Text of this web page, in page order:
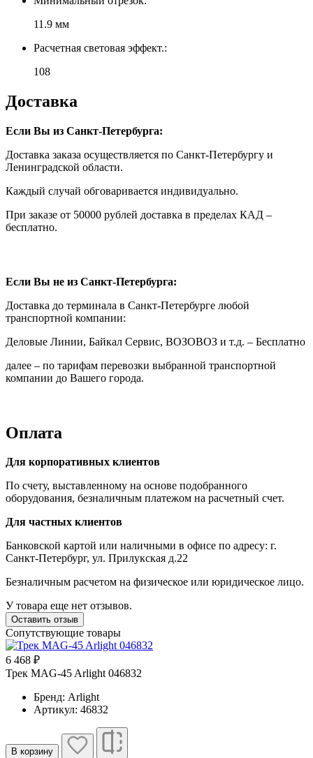
11.9 мм
Расчетная световая эффект.:
108
Доставка
Если Вы из Санкт-Петербурга:
Доставка заказа осуществляется по Санкт-Петербургу и
Ленинградской области.
Каждый случай обговаривается индивидуально.
При заказе от 50000 рублей доставка в пределах КАД –
бесплатно.
Если Вы не из Санкт-Петербурга:
Доставка до терминала в Санкт-Петербурге любой
транспортной компании:
Деловые Линии, Байкал Сервис, ВОЗОВОЗ и т.д. – Бесплатно
далее – по тарифам перевозки выбранной транспортной
компании до Вашего города.
Оплата
Для корпоративных клиентов
По счету, выставленному на основе подобранного
оборудования, безналичным платежом на расчетный счет.
Для частных клиентов
Банковской картой или наличными в офисе по адресу: г.
Санкт-Петербург, ул. Прилукская д.22
Безналичным расчетом на физическое или юридическое лицо.
У товара еще нет отзывов.
Оставить отзыв
Сопутствующие товары
6 468 ₽
Трек MAG-45 Arlight 046832
Бренд: Arlight
Артикул: 46832
В корзину